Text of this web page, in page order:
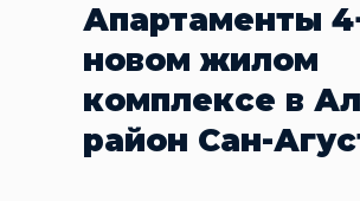
Апартаменты
новом жилом
комплексе в
район Сан-